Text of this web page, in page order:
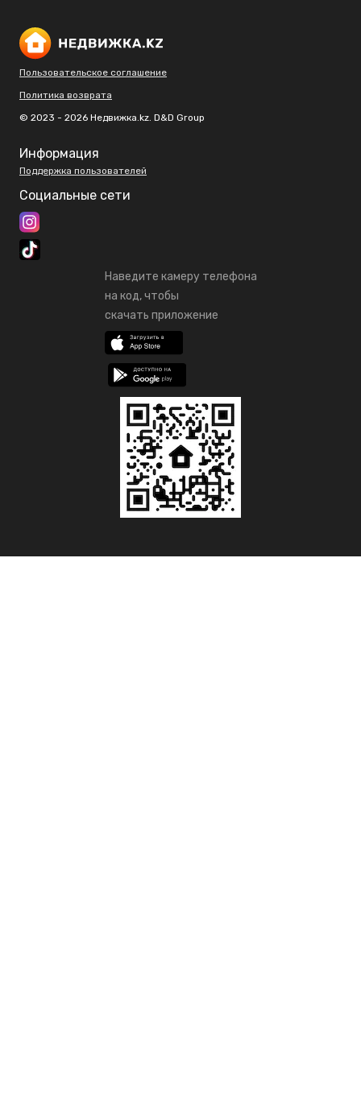
Пользовательское соглашение
Политика возврата
© 2023 - 2026 Недвижка.kz. D&D Group
Информация
Поддержка пользователей
Социальные сети
Наведите камеру телефона
на код, чтобы
скачать приложение